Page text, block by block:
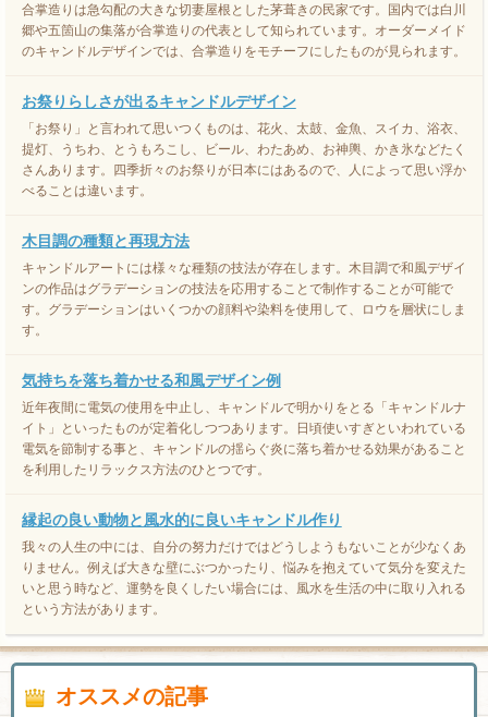
合掌造りは急勾配の大きな切妻屋根とした茅葺きの民家です。国内では白川
郷や五箇山の集落が合掌造りの代表として知られています。オーダーメイド
のキャンドルデザインでは、合掌造りをモチーフにしたものが見られます。
お祭りらしさが出るキャンドルデザイン
「お祭り」と言われて思いつくものは、花火、太鼓、金魚、スイカ、浴衣、
提灯、うちわ、とうもろこし、ビール、わたあめ、お神輿、かき氷などたく
さんあります。四季折々のお祭りが日本にはあるので、人によって思い浮か
べることは違います。
木目調の種類と再現方法
キャンドルアートには様々な種類の技法が存在します。木目調で和風デザイ
ンの作品はグラデーションの技法を応用することで制作することが可能で
す。グラデーションはいくつかの顔料や染料を使用して、ロウを層状にしま
す。
気持ちを落ち着かせる和風デザイン例
近年夜間に電気の使用を中止し、キャンドルで明かりをとる「キャンドルナ
イト」といったものが定着化しつつあります。日頃使いすぎといわれている
電気を節制する事と、キャンドルの揺らぐ炎に落ち着かせる効果があること
を利用したリラックス方法のひとつです。
縁起の良い動物と風水的に良いキャンドル作り
我々の人生の中には、自分の努力だけではどうしようもないことが少なくあ
りません。例えば大きな壁にぶつかったり、悩みを抱えていて気分を変えた
いと思う時など、運勢を良くしたい場合には、風水を生活の中に取り入れる
という方法があります。
オススメの記事